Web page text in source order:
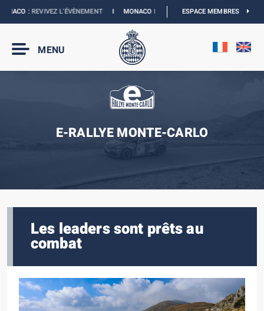
:REVIVEZ L’ÉVÈNEMENTIMONACO E-PRIX 2027 :NOUVELLES DATES
ESPACE MEMBRES
MENU
E-RALLYE MONTE-CARLO
Les leaders sont prêts au
combat